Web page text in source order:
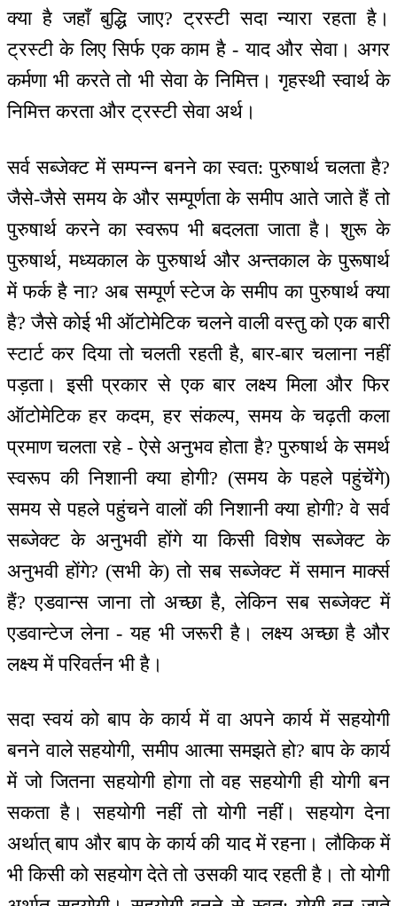
क्या है जहाँ बुद्धि जाए? ट्रस्टी सदा न्यारा रहता है।
ट्रस्टी के लिए सिर्फ एक काम है - याद और सेवा। अगर
कर्मणा भी करते तो भी सेवा के निमित्त। गृहस्थी स्वार्थ के
निमित्त करता और ट्रस्टी सेवा अर्थ।
सर्व सब्जेक्ट में सम्पन्न बनने का स्वत: पुरुषार्थ चलता है?
जैसे-जैसे समय के और सम्पूर्णता के समीप आते जाते हैं तो
पुरुषार्थ करने का स्वरूप भी बदलता जाता है। शुरू के
पुरुषार्थ, मध्यकाल के पुरुषार्थ और अन्तकाल के पुरूषार्थ
में फर्क है ना? अब सम्पूर्ण स्टेज के समीप का पुरुषार्थ क्या
है? जैसे कोई भी ऑटोमेटिक चलने वाली वस्तु को एक बारी
स्टार्ट कर दिया तो चलती रहती है, बार-बार चलाना नहीं
पड़ता। इसी प्रकार से एक बार लक्ष्य मिला और फिर
ऑटोमेटिक हर कदम, हर संकल्प, समय के चढ़ती कला
प्रमाण चलता रहे - ऐसे अनुभव होता है? पुरुषार्थ के समर्थ
स्वरूप की निशानी क्या होगी? (समय के पहले पहुंचेंगे)
समय से पहले पहुंचने वालों की निशानी क्या होगी? वे सर्व
सब्जेक्ट के अनुभवी होंगे या किसी विशेष सब्जेक्ट के
अनुभवी होंगे? (सभी के) तो सब सब्जेक्ट में समान मार्क्स
हैं? एडवान्स जाना तो अच्छा है, लेकिन सब सब्जेक्ट में
एडवान्टेज लेना - यह भी जरूरी है। लक्ष्य अच्छा है और
लक्ष्य में परिवर्तन भी है।
सदा स्वयं को बाप के कार्य में वा अपने कार्य में सहयोगी
बनने वाले सहयोगी, समीप आत्मा समझते हो? बाप के कार्य
में जो जितना सहयोगी होगा तो वह सहयोगी ही योगी बन
सकता है। सहयोगी नहीं तो योगी नहीं। सहयोग देना
अर्थात् बाप और बाप के कार्य की याद में रहना। लौकिक में
भी किसी को सहयोग देते तो उसकी याद रहती है। तो योगी